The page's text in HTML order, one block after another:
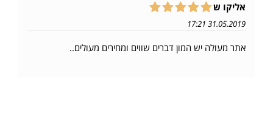
אליקו ש
31.05.2019 17:21
אתר מעולה יש המון דברים שווים ומחירים מעולים..